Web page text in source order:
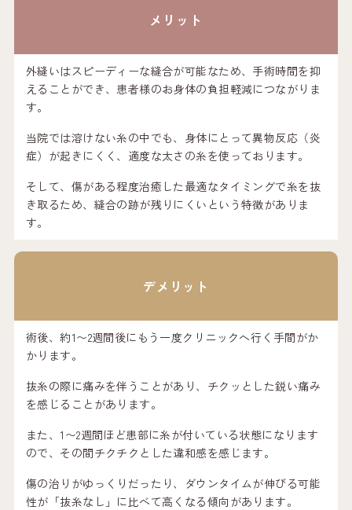
メリット
外縫いはスピーディーな縫合が可能なため、手術時間を抑
えることができ、患者様のお身体の負担軽減につながりま
す。
当院では溶けない糸の中でも、身体にとって異物反応（炎
症）が起きにくく、適度な太さの糸を使っております。
そして、傷がある程度治癒した最適なタイミングで糸を抜
き取るため、縫合の跡が残りにくいという特徴がありま
す。
デメリット
術後、約1〜2週間後にもう一度クリニックへ行く手間がか
かります。
抜糸の際に痛みを伴うことがあり、チクッとした鋭い痛み
を感じることがあります。
また、1〜2週間ほど患部に糸が付いている状態になります
ので、その間チクチクとした違和感を感じます。
傷の治りがゆっくりだったり、ダウンタイムが伸びる可能
性が「抜糸なし」に比べて高くなる傾向があります。